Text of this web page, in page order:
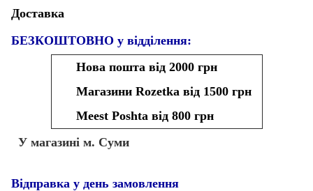
Доставка
БЕЗКОШТОВНО у відділення:
Нова пошта від 2000 грн
Магазини Rozetka від 1500 грн
Meest Poshta від 800 грн
У магазині м. Суми
Відправка у день замовлення